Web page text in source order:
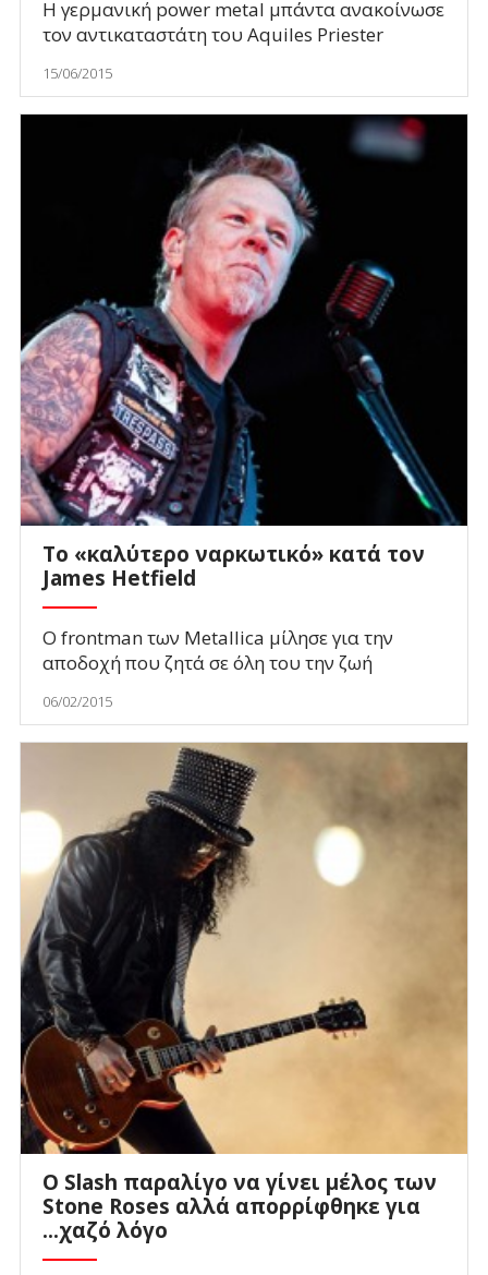
Η γερμανική power metal μπάντα ανακοίνωσε
τον αντικαταστάτη του Aquiles Priester
15/06/2015
Το «καλύτερο ναρκωτικό» κατά τον
James Hetfield
Ο frontman των Metallica μίλησε για την
αποδοχή που ζητά σε όλη του την ζωή
06/02/2015
Ο Slash παραλίγο να γίνει μέλος των
Stone Roses αλλά απορρίφθηκε για
...χαζό λόγο